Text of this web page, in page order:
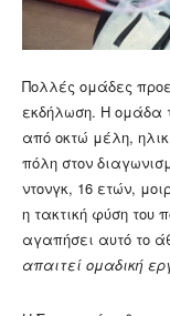
Πολλές ομάδες
εκδήλωση. Η ομάδα
από οκτώ μέλη,
πόλη στον
ντονγκ, 16 ετών,
η τακτική φύση του
αγαπήσει αυτό το
απαιτεί ομαδική